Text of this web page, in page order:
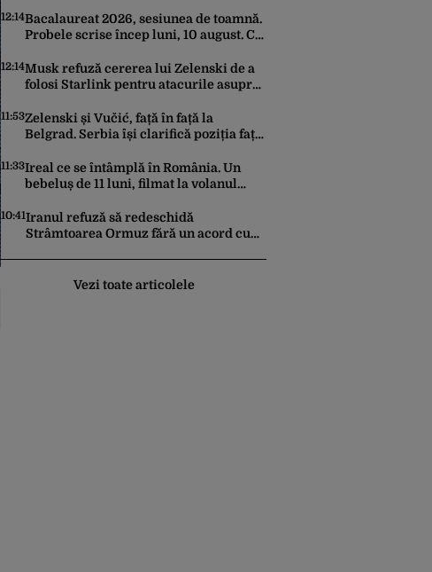
12:14Bacalaureat 2026, sesiunea de toamnă.
Probele scrise încep luni, 10 august. Ce
12:14Musk refuză cererea lui Zelenski de a
folosi Starlink pentru atacurile asupra
11:53Zelenski și Vučić, față în față la
Belgrad. Serbia își clarifică poziția față
11:33Ireal ce se întâmplă în România. Un
bebeluș de 11 luni, filmat la volanul
10:41Iranul refuză să redeschidă
Strâmtoarea Ormuz fără un acord cu
Vezi toate articolele